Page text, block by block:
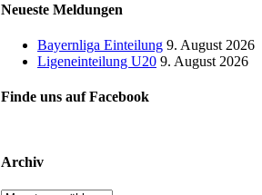
Neueste Meldungen
Bayernliga Einteilung 9. August 2026
Ligeneinteilung U20 9. August 2026
Finde uns auf Facebook
Archiv